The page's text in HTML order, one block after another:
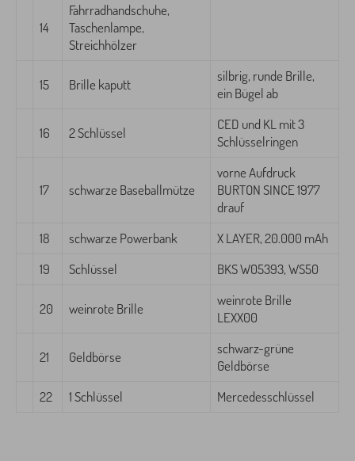
14
Fahrradhandschuhe,
Taschenlampe,
Streichhölzer
15 Brille kaputt
silbrig, runde Brille,
ein Bügel ab
16 2 Schlüssel
CED und KL mit 3
Schlüsselringen
17 schwarze Baseballmütze
vorne Aufdruck
BURTON SINCE 1977
drauf
18
schwarze Powerbank
X LAYER, 20.000 mAh
19
Schlüssel BKS W05393, WS50
20 weinrote Brille
weinrote Brille
LEXX00
21 Geldbörse
schwarz-grüne
Geldbörse
22
1 Schlüssel Mercedesschlüssel